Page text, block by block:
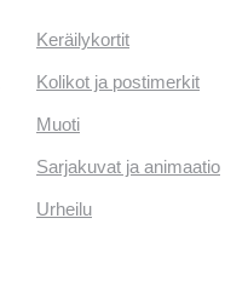
Keräilykortit
Kolikot ja postimerkit
Muoti
Sarjakuvat ja animaatio
Urheilu